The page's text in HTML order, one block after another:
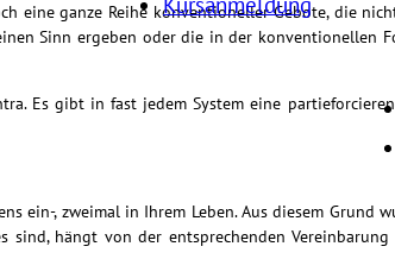
eine ganze Reihe konventioneller Gebote, die
Sinn ergeben oder die in der konventionellen
Es gibt in fast jedem System eine
ein-, zweimal in Ihrem Leben. Aus diesem Grund
hängt von der entsprechenden